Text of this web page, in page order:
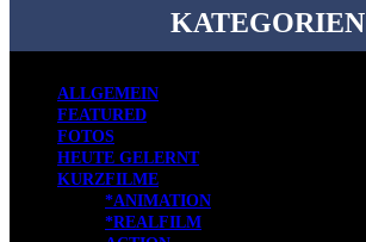
KATEGORIEN
ALLGEMEIN
FEATURED
FOTOS
HEUTE GELERNT
KURZFILME
*ANIMATION
*REALFILM